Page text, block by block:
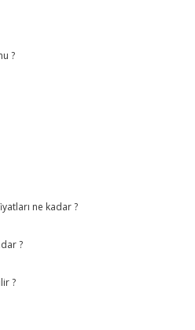
?
ne kadar ?
?
?